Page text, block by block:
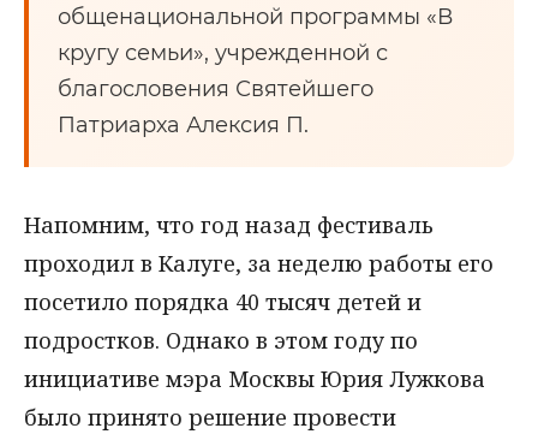
общенациональной программы «В
кругу семьи», учрежденной с
благословения Святейшего
Патриарха Алексия П.
Напомним, что год назад фестиваль
проходил в Калуге, за неделю работы его
посетило порядка 40 тысяч детей и
подростков. Однако в этом году по
инициативе мэра Москвы Юрия Лужкова
было принято решение провести